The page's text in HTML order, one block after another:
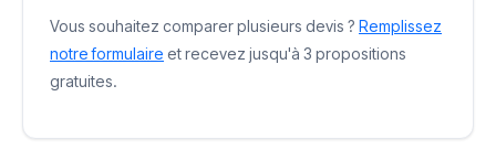
Vous souhaitez comparer plusieurs devis ? Remplissez
notre formulaire et recevez jusqu'à 3 propositions
gratuites.